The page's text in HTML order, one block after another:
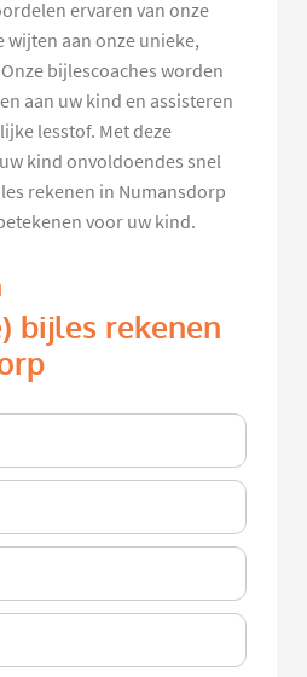
ervaren van onze
wijten aan onze unieke,
bijlescoaches worden
aan uw kind en assisteren
lesstof. Met deze
kind onvoldoendes snel
rekenen in Numansdorp
voor uw kind.
bijles rekenen